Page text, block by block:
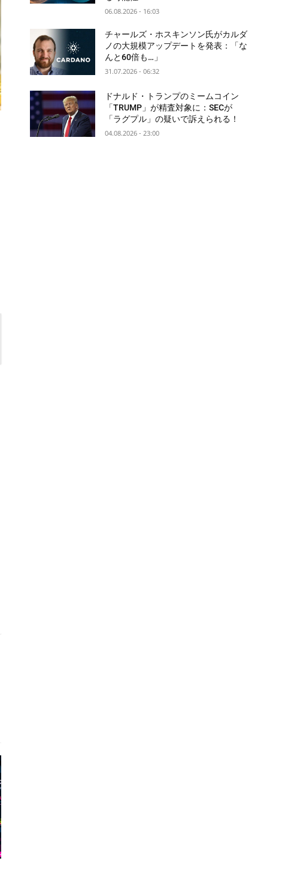
06.08.2026 - 16:03
チャールズ・ホスキンソン氏がカルダ
ノの大規模アップデートを発表：「な
んと60倍も…」
31.07.2026 - 06:32
ドナルド・トランプのミームコイン
「TRUMP」が精査対象に：SECが
「ラグプル」の疑いで訴えられる！
04.08.2026 - 23:00